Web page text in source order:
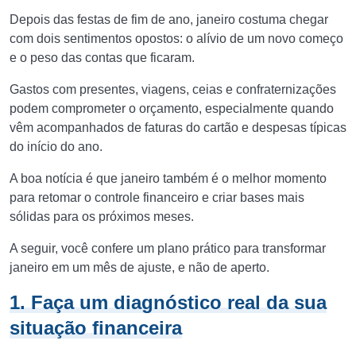
Depois das festas de fim de ano, janeiro costuma chegar
com dois sentimentos opostos: o alívio de um novo começo
e o peso das contas que ficaram.
Gastos com presentes, viagens, ceias e confraternizações
podem comprometer o orçamento, especialmente quando
vêm acompanhados de faturas do cartão e despesas típicas
do início do ano.
A boa notícia é que janeiro também é o melhor momento
para retomar o controle financeiro e criar bases mais
sólidas para os próximos meses.
A seguir, você confere um plano prático para transformar
janeiro em um mês de ajuste, e não de aperto.
1. Faça um diagnóstico real da sua
situação financeira